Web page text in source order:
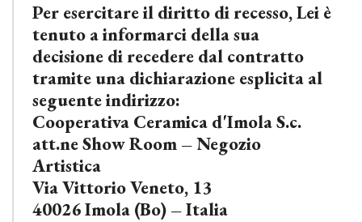
Per esercitare il diritto di recesso, Lei è
tenuto a informarci della sua
decisione di recedere dal contratto
tramite una dichiarazione esplicita al
seguente indirizzo:
Cooperativa Ceramica d'Imola S.c.
att.ne Show Room – Negozio
Artistica
Via Vittorio Veneto, 13
40026 Imola (Bo) – Italia